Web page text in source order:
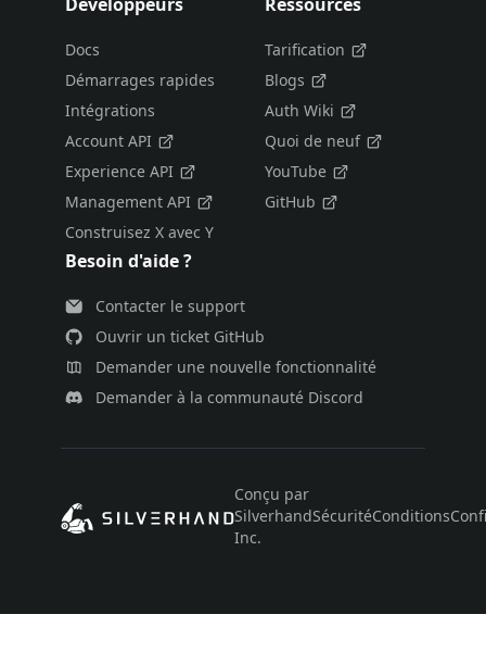
Docs
Démarrages rapides
Intégrations
Account API
Experience API
Management API
Construisez X avec Y
Tarification
Blogs
Auth Wiki
Quoi de neuf
YouTube
GitHub
Besoin d'aide ?
Contacter le support
Ouvrir un ticket GitHub
Demander une nouvelle fonctionnalité
Demander à la communauté Discord
Conçu par
Silverhand
Inc.
SécuritéConditions